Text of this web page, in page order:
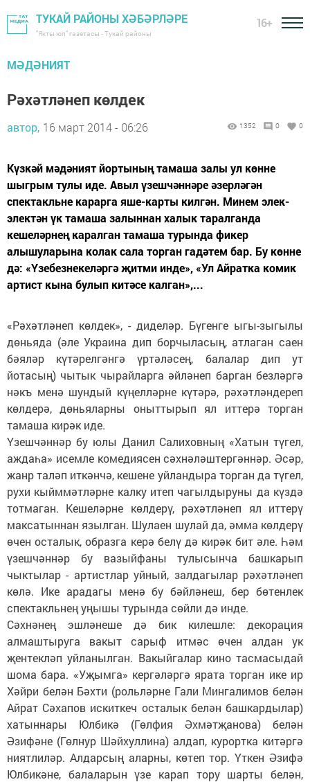
ТУКАЙ РАЙОНЫ ХӘБӘРЛӘРЕ
"Якты юл" газетасы - Тукай районы
16+
МӘДӘНИЯТ
Рәхәтләнеп көлдек
автор, 16 март 2014 - 06:26 1352 0 0
Күзкәй мәдәният йортының тамаша залы ул көнне
шыгрым тулы иде. Авыл үзешчәннәре әзерләгән
спектакльне карарга яше-карты килгән. Минем элек-
электән үк тамаша залыннан халык таралганда
кешеләрнең каралган тамаша турында фикер
алышуларына колак сала торган гадәтем бар. Бу көнне
дә: «Үзебезнекеләргә җитми инде», «Ул Айратка комик
артист кына булып китәсе калган»,...
«Рәхәтләнеп көлдек», - диделәр. Бүгенге ыгы-зыгылы
дөньяда (әле Украина дип борчыласың, атлаган саен
бәяләр күтәрелгәнгә үртәләсең, балалар дип ут
йотасың) чытык чырайларга әйләнеп барган безләргә
нәкъ менә шундый күңелләрне күтәрә, рәхәтләндереп
көлдерә, дөньяларны оныттырып ял иттерә торган
тамаша кирәк иде.
Үзешчәннәр бу юлы Данил Салиховның «Хатын түгел,
аждаһа» исемле комедиясен сәхнәләштергәннәр. Әсәр,
жанр таләп иткәнчә, кешене уйландыра торган да түгел,
рухи кыйммәтләрне калку итеп чагылдыруны да күздә
тотмаган. Кешеләрне көлдерү, рәхәтләнеп ял иттерү
максатыннан язылган. Шулаен шулай да, әмма көлдерү
өчен осталык, образга керә белү дә кирәк бит әле. Һәм
үзешчәннәр бу вазыйфаны тулысынча башкарып
чыктылар - артистлар уйный, залдагылар рәхәтләнеп
көлә. Ике арадагы менә бу бәйләнеш, бер бөтенлек
спектакльнең уңышы турында сөйли дә инде.
Сәхнәнең эшләнеше дә бик килешле: декорация
алмаштыруга вакыт сарыф итмәс өчен алдан ук
җентекләп уйланылган. Вакыйгалар кино тасмасыдай
шома бара. «Уҗымга» кергәләргә ярата торган ике ир
Хәйри белән Бәхти (рольләрне Гали Мингалимов белән
Айрат Сәхапов искиткеч осталык белән башкардылар)
хатыннары Юлбикә (Гөлфия Әхмәтҗанова) белән
Әзифәне (Гөлнур Шәйхуллина) алдап, курортка китәргә
ниятлиләр. Алдарсың аларны, көтеп тор. Үткен Әзифә
Юлбикәне, балаларын үзе карап тору шарты белән,